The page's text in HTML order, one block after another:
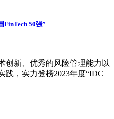
FinTech 50强”
创新、优秀的风险管理能力以
践，实力登榜2023年度“IDC